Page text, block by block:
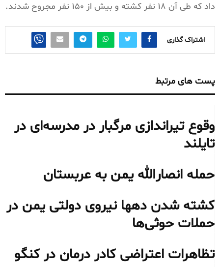
داد که طی آن ۱۸ نفر کشته و بیش از ۱۵۰ نفر مجروح شدند.
اشتراک گذاری
پست های مرتبط
وقوع تیراندازی مرگبار در مدرسه‌ای در
تایلند
حمله انصارالله یمن به عربستان
کشته شدن دهها نیروی دولتی یمن در
حملات حوثی‌ها
تظاهرات اعتراضی کادر درمان در کنگو